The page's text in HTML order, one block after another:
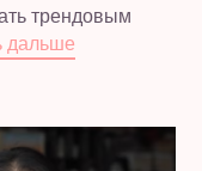
трендовым
дальше